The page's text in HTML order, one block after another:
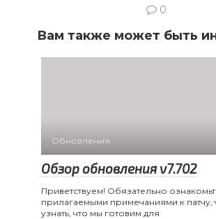
0
Вам также может быть
Обновления
Обзор обновления v7.702
Приветствуем! Обязательно
прилагаемыми примечаниями к патчу,
узнать, что мы готовим для